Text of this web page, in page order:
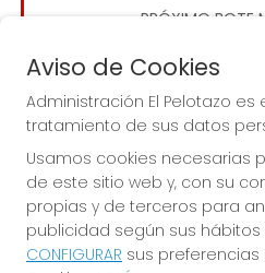
PRÓXIMO BOTE
JUGAR LA
Aviso de Cookies
Administración El Pelotazo
tratamiento de sus datos
Usamos cookies necesarias
de este sitio web y, con su
propias y de terceros para
publicidad según sus
CONFIGURAR sus preferencias